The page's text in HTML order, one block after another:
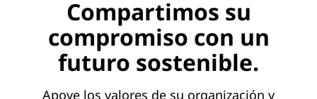
Compartimos su
compromiso con un
futuro sostenible.
Apoye los valores de su organización y